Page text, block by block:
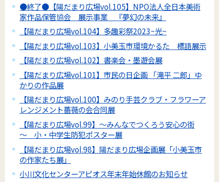
●終了●【陽だまり広場vol.105】NPO法人全日本美術
家作品保管協会 展示事業 『夢幻の未来』
【陽だまり広場vol.104】多趣彩祭2023~光~
【陽だまり広場vol.103】小美玉市環境かるた 標語展示
【陽だまり広場vol.102】書楽会・墨遊会展
【陽だまり広場vol.101】市民の日企画 「滝平 二郎」ゆ
かりの作品展
【陽だまり広場vol.100】みのり手芸クラブ・フラワーア
レンジメント薔薇の会合同展
【陽だまり広場vol.99】～みんなでつくろう安心の街
～ 小・中学生防犯ポスター展
【陽だまり広場vol.98】陽だまり広場企画展「小美玉市
の作家たち展」
小川文化センターアピオス年末年始休館のお知らせ